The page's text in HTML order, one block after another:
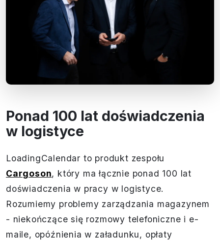
Ponad 100 lat doświadczenia
w logistyce
LoadingCalendar to produkt zespołu
Cargoson, który ma łącznie ponad 100 lat
doświadczenia w pracy w logistyce.
Rozumiemy problemy zarządzania magazynem
- niekończące się rozmowy telefoniczne i e-
maile, opóźnienia w załadunku, opłaty